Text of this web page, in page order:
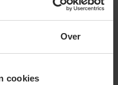
Over
cookies